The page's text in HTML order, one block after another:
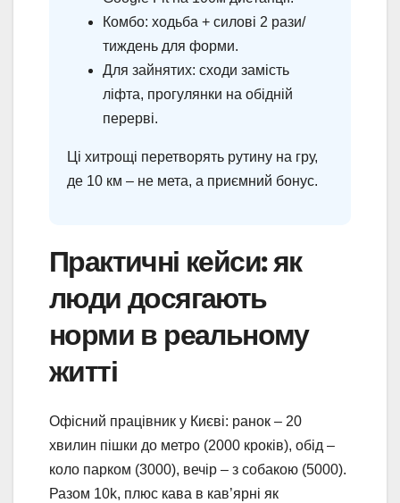
Комбо: ходьба + силові 2 рази/
тиждень для форми.
Для зайнятих: сходи замість
ліфта, прогулянки на обідній
перерві.
Ці хитрощі перетворять рутину на гру,
де 10 км – не мета, а приємний бонус.
Практичні кейси: як
люди досягають
норми в реальному
житті
Офісний працівник у Києві: ранок – 20
хвилин пішки до метро (2000 кроків), обід –
коло парком (3000), вечір – з собакою (5000).
Разом 10k, плюс кава в кав’ярні як